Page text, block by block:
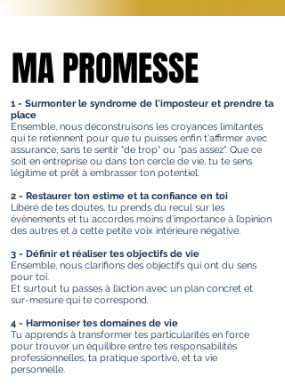
MA PROMESSE
MA PROMESSE
1 - Surmonter le syndrome de l'imposteur et prendre ta
place
Ensemble, nous déconstruisons les croyances limitantes
qui te retiennent pour que tu puisses enfin t'affirmer avec
assurance, sans te sentir "de trop" ou "pas assez". Que ce
soit en entreprise ou dans ton cercle de vie, tu te sens
légitime et prêt à embrasser ton potentiel.
2 - Restaurer ton estime et ta confiance en toi
Libéré de tes doutes, tu prends du recul sur les
évènements et tu accordes moins d’importance à l’opinion
des autres et à cette petite voix intérieure négative.
3 - Définir et réaliser tes objectifs de vie
Ensemble, nous clarifions des objectifs qui ont du sens
pour toi.
Et surtout tu passes à l’action avec un plan concret et
sur-mesure qui te correspond.
4 - Harmoniser tes domaines de vie
Tu apprends à transformer tes particularités en force
pour trouver un équilibre entre tes responsabilités
professionnelles, ta pratique sportive, et ta vie
personnelle.